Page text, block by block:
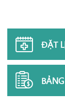
ĐẶT